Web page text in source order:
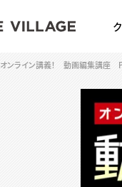
オンライン講義！ 動画編集講座